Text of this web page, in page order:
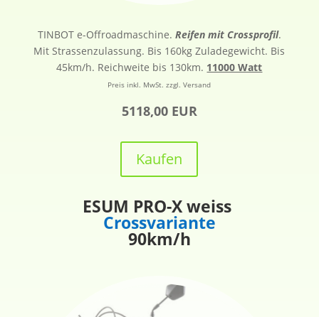
TINBOT e-Offroadmaschine. Reifen mit Crossprofil.
Mit Strassenzulassung. Bis 160kg Zuladegewicht. Bis
45km/h. Reichweite bis 130km. 11000 Watt
Preis inkl. MwSt. zzgl. Versand
5118,00 EUR
Kaufen
ESUM PRO-X weiss
Crossvariante
90km/h